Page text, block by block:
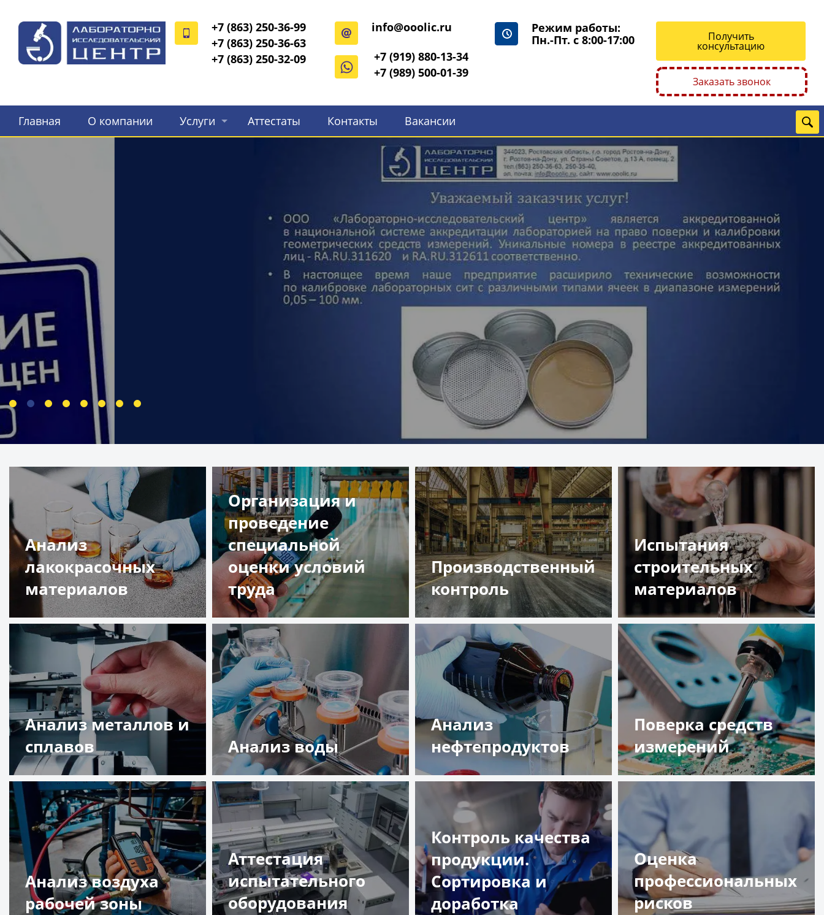
+7 (863) 250-36-99
+7 (863) 250-36-63
+7 (863) 250-32-09
info@ooolic.ru
+7 (919) 880-13-34
+7 (989) 500-01-39
Режим работы:
Пн.-Пт. с 8:00-17:00
Получить
консультацию
Заказать звонок
Главная О компании Услуги Аттестаты Контакты Вакансии
Анализ
лакокрасочных
материалов
Подробнее
Организация и
проведение
специальной
оценки условий
труда
Подробнее
Производственный
контроль
Подробнее
Испытания
строительных
материалов
Подробнее
Анализ металлов и
сплавов
Подробнее
Анализ воды
Подробнее
Анализ
нефтепродуктов
Подробнее
Поверка средств
измерений
Подробнее
Анализ воздуха
рабочей зоны
Аттестация
испытательного
оборудования
Контроль качества
продукции.
Сортировка и
доработка
Оценка
профессиональных
рисков